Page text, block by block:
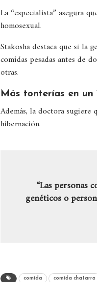
La “especialista” asegura
homosexual.
Stakosha destaca que si la
comidas pesadas antes de
otras.
Más tonterías en un
Además, la doctora sugiere
hibernación.
“Las personas
genéticos o
comida comida chatarra